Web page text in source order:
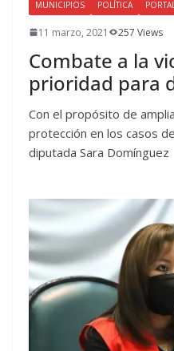
MUNICIPIOS POLÍTICA
11 marzo, 2021 257 Views
Combate a la
prioridad para
Con el propósito de
protección en los casos
diputada Sara Domínguez